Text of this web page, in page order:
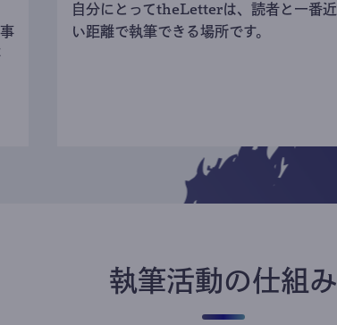
自分にとってtheLetterは、読者と一番近
い距離で執筆できる場所です。
執筆活動の仕組み